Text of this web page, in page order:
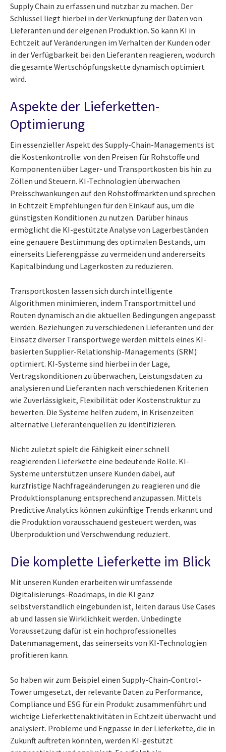
Supply Chain zu erfassen und nutzbar zu machen. Der
Schlüssel liegt hierbei in der Verknüpfung der Daten von
Lieferanten und der eigenen Produktion. So kann KI in
Echtzeit auf Veränderungen im Verhalten der Kunden oder
in der Verfügbarkeit bei den Lieferanten reagieren, wodurch
die gesamte Wertschöpfungskette dynamisch optimiert
wird.
Aspekte der Lieferketten-
Optimierung
Ein essenzieller Aspekt des Supply-Chain-Managements ist
die Kostenkontrolle: von den Preisen für Rohstoffe und
Komponenten über Lager- und Transportkosten bis hin zu
Zöllen und Steuern. KI-Technologien überwachen
Preisschwankungen auf den Rohstoffmärkten und sprechen
in Echtzeit Empfehlungen für den Einkauf aus, um die
günstigsten Konditionen zu nutzen. Darüber hinaus
ermöglicht die KI-gestützte Analyse von Lagerbeständen
eine genauere Bestimmung des optimalen Bestands, um
einerseits Lieferengpässe zu vermeiden und andererseits
Kapitalbindung und Lagerkosten zu reduzieren.
Transportkosten lassen sich durch intelligente
Algorithmen minimieren, indem Transportmittel und
Routen dynamisch an die aktuellen Bedingungen angepasst
werden. Beziehungen zu verschiedenen Lieferanten und der
Einsatz diverser Transportwege werden mittels eines KI-
basierten Supplier-Relationship-Managements (SRM)
optimiert. KI-Systeme sind hierbei in der Lage,
Vertragskonditionen zu überwachen, Leistungsdaten zu
analysieren und Lieferanten nach verschiedenen Kriterien
wie Zuverlässigkeit, Flexibilität oder Kostenstruktur zu
bewerten. Die Systeme helfen zudem, in Krisenzeiten
alternative Lieferantenquellen zu identifizieren.
Nicht zuletzt spielt die Fähigkeit einer schnell
reagierenden Lieferkette eine bedeutende Rolle. KI-
Systeme unterstützen unsere Kunden dabei, auf
kurzfristige Nachfrageänderungen zu reagieren und die
Produktionsplanung entsprechend anzupassen. Mittels
Predictive Analytics können zukünftige Trends erkannt und
die Produktion vorausschauend gesteuert werden, was
Überproduktion und Verschwendung reduziert.
Die komplette Lieferkette im Blick
Mit unseren Kunden erarbeiten wir umfassende
Digitalisierungs-Roadmaps, in die KI ganz
selbstverständlich eingebunden ist, leiten daraus Use Cases
ab und lassen sie Wirklichkeit werden. Unbedingte
Voraussetzung dafür ist ein hochprofessionelles
Datenmanagement, das seinerseits von KI-Technologien
profitieren kann.
So haben wir zum Beispiel einen Supply-Chain-Control-
Tower umgesetzt, der relevante Daten zu Performance,
Compliance und ESG für ein Produkt zusammenführt und
wichtige Lieferkettenaktivitäten in Echtzeit überwacht und
analysiert. Probleme und Engpässe in der Lieferkette, die in
Zukunft auftreten könnten, werden KI-gestützt